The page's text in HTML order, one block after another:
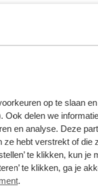
op te slaan
Ook delen we
en analyse. Deze
ze hebt verstrekt of die
te klikken, kun je
te klikken, ga je
.
of
Fietslease